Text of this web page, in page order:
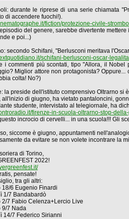
durante le riprese di una serie chiamata
di accendere fuochi!).
fiction/protezione-civile-
del genere, sarebbe divertente
e poi...)
secondo Schifani, "Berlusconi meritava
schifani-berlusconi-oscar-
i commenti più scontati, tipo "Allora, il
Miglior attore non protagonista?
colta! No?)
la preside dell'istituto comprensivo Oltrarno si
all'inizio di giugno, ha vietato pantaloncini,
studente, intervistato al telegiornale, ha
firenze-in-scuola-oltrarno-stop-
incrocio di cervelli... in una scuola!!! Gli
siccome è giugno, appuntamenti
da evitare se non volete incontrare la
di Torino,
2022!
pensate!
tra gli altri:
18/6 Eugenio Finardi
1/7 Bandabardò
2/7 Fabio Celenza+Lercio Live
9/7 Nada
14/7 Federico Sirianni